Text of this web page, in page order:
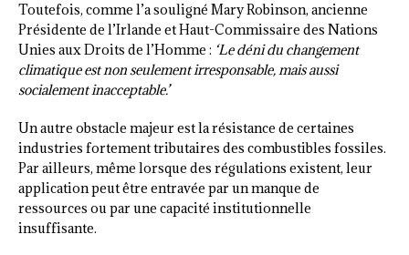
Toutefois, comme l’a souligné Mary Robinson, ancienne
Présidente de l’Irlande et Haut-Commissaire des Nations
Unies aux Droits de l’Homme : ‘Le déni du changement
climatique est non seulement irresponsable, mais aussi
socialement inacceptable.’
Un autre obstacle majeur est la résistance de certaines
industries fortement tributaires des combustibles fossiles.
Par ailleurs, même lorsque des régulations existent, leur
application peut être entravée par un manque de
ressources ou par une capacité institutionnelle
insuffisante.